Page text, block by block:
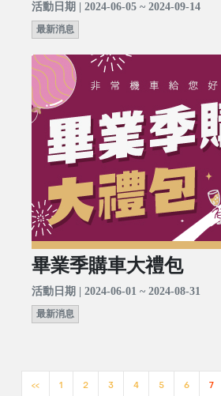
活動日期 | 2024-06-05 ~ 2024-09-14
最新消息
畢業季購車大禮包
活動日期 | 2024-06-01 ~ 2024-08-31
最新消息
<< 1 2 3 4 5 6 7